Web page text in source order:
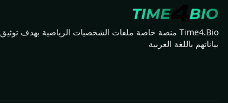
Time4.Bio منصة خاصة ملفات الشخصيات الرياضية بهدف توثيق
بياناتهم باللغة العربية